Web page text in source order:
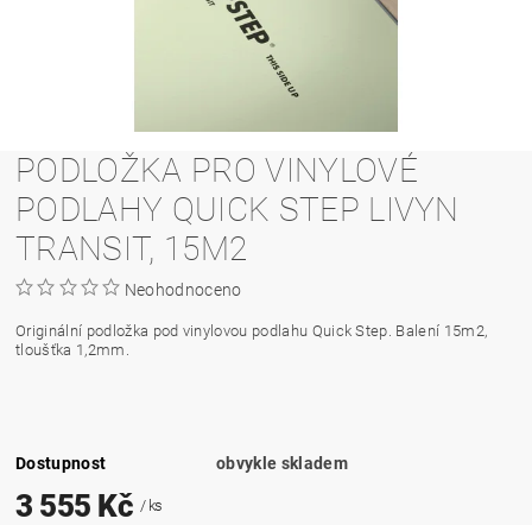
PODLOŽKA PRO VINYLOVÉ
PODLAHY QUICK STEP LIVYN
TRANSIT, 15M2
Neohodnoceno
Originální podložka pod vinylovou podlahu Quick Step. Balení 15m2,
tloušťka 1,2mm.
Dostupnost obvykle skladem
3 555 Kč / ks